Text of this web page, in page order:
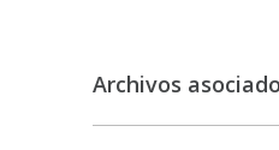
Archivos